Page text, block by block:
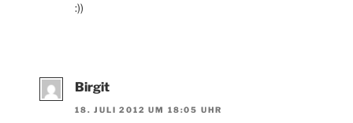
:))
Birgit
18. JULI 2012 UM 18:05 UHR